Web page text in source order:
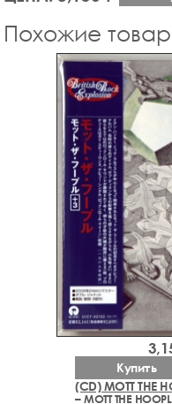
Похожие
(CD) MOTT THE
– MOTT THE
Купить